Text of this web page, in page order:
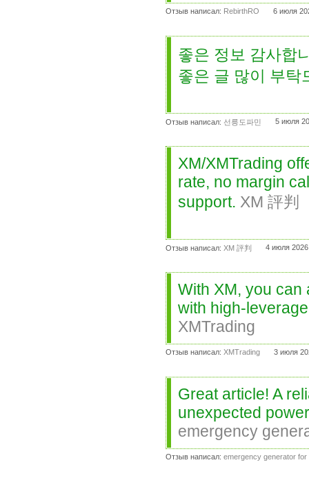
Отзыв написал: RebirthRO 6 июля
좋은 정보 감사합
좋은 글 많이 부
Отзыв написал: 선릉도파민 5 июля
XM/XMTrading
rate, no margin
support. XM 評判
Отзыв написал: XM 評判 4 июля
With XM, you can
with high-
XMTrading
Отзыв написал: XMTrading 3 июля
Great article! A
unexpected
emergency
Отзыв написал: emergency generator for